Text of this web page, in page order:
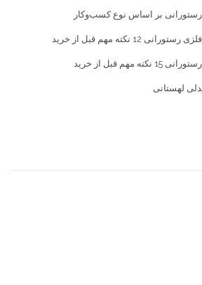
بر اساس نوع کسب‌و‌کار
نکته مهم قبل از خرید
قبل از خرید
لهستانی